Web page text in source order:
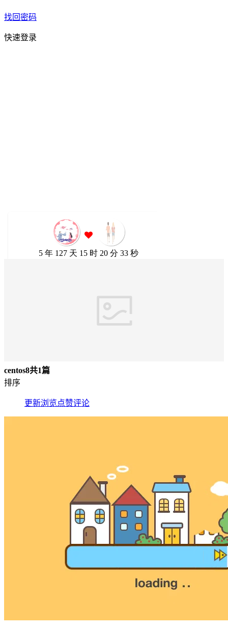
找回密码
快速登录
centos8共1篇
排序
更新浏览点赞评论